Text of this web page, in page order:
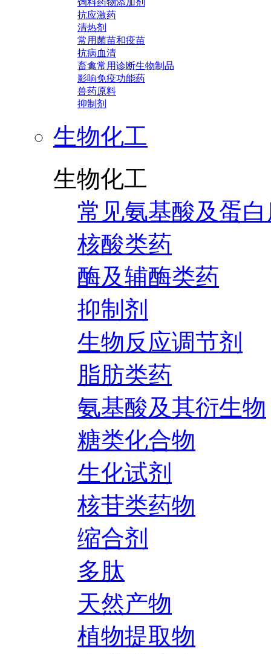
饲料药物添加剂
抗应激药
清热剂
常用菌苗和疫苗
抗病血清
畜禽常用诊断生物制品
影响免疫功能药
兽药原料
抑制剂
生物化工
生物化工
常见氨基酸及蛋
核酸类药
酶及辅酶类药
抑制剂
生物反应调节剂
脂肪类药
氨基酸及其衍生物
糖类化合物
生化试剂
核苷类药物
缩合剂
多肽
天然产物
植物提取物